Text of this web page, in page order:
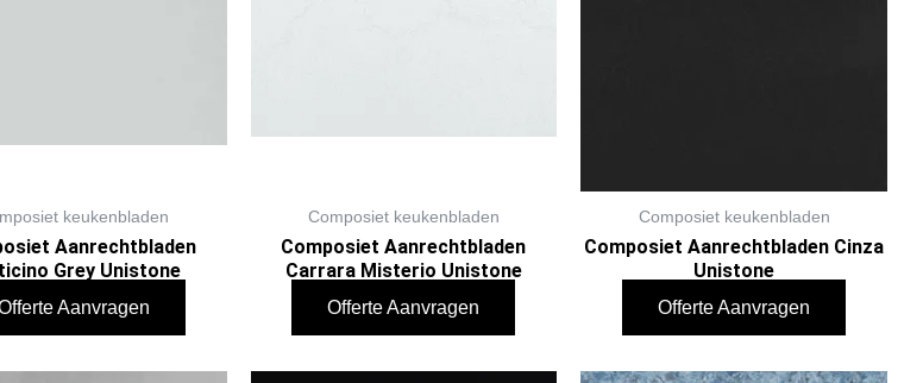
keukenbladen
Aanrechtbladen
Grey Unistone
Aanvragen
Composiet keukenbladen
Composiet Aanrechtbladen
Carrara Misterio Unistone
Offerte Aanvragen
Composiet keukenbladen
Composiet Aanrechtbladen Cinza
Unistone
Offerte Aanvragen